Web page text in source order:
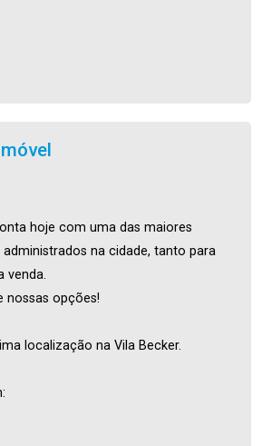
hoje com uma das maiores
na cidade, tanto para
venda.
nossas opções!
localização na Vila Becker.